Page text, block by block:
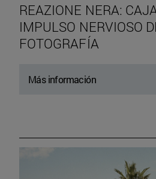
REAZIONE NERA:
IMPULSO NERVIOSO
FOTOGRAFÍA
Más información